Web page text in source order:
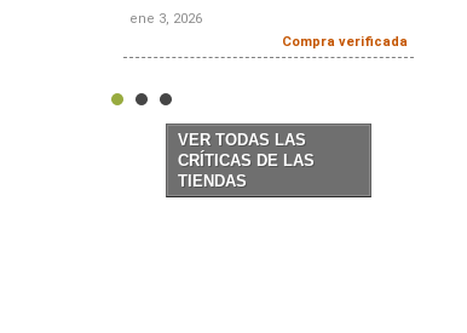
ene 3, 2026
Compra verificada
VER TODAS LAS
CRÍTICAS DE LAS
TIENDAS